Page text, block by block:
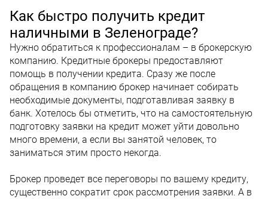
Как быстро получить кредит
наличными в Зеленограде?
Нужно обратиться к профессионалам – в брокерскую
компанию. Кредитные брокеры предоставляют
помощь в получении кредита. Сразу же после
обращения в компанию брокер начинает собирать
необходимые документы, подготавливая заявку в
банк. Хотелось бы отметить, что на самостоятельную
подготовку заявки на кредит может уйти довольно
много времени, а если вы занятой человек, то
заниматься этим просто некогда.
Брокер проведет все переговоры по вашему кредиту,
существенно сократит срок рассмотрения заявки. А в